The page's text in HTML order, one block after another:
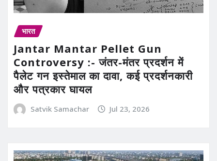
भारत
Jantar Mantar Pellet Gun
Controversy :- जंतर-मंतर प्रदर्शन में
पैलेट गन इस्तेमाल का दावा, कई प्रदर्शनकारी
और पत्रकार घायल
Satvik Samachar Jul 23, 2026